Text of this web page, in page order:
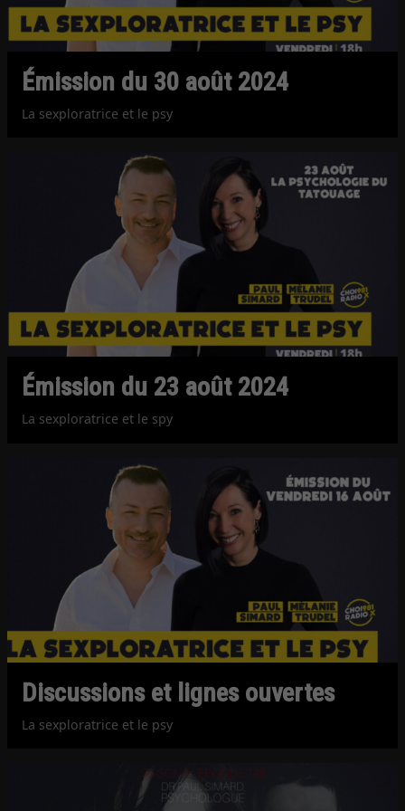
Émission du 30 août 2024
La sexploratrice et le psy
Émission du 23 août 2024
La sexploratrice et le spy
Discussions et lignes ouvertes
La sexploratrice et le psy